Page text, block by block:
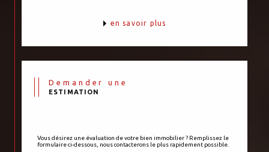
en savoir plus
Demander une
ESTIMATION
Vous désirez une évaluation de votre bien immobilier ? Remplissez le
formulaire ci-dessous, nous contacterons le plus rapidement possible.